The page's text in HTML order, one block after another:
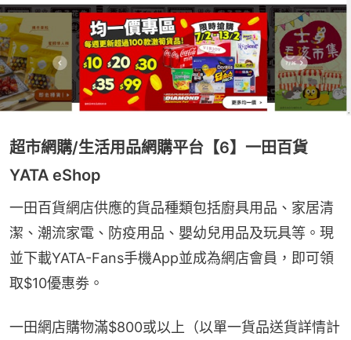
超市網購/生活用品網購平台【6】一田百貨
YATA eShop
一田百貨網店供應的貨品種類包括廚具用品、家居清
潔、潮流家電、防疫用品、嬰幼兒用品及玩具等。現
並下載YATA-Fans手機App並成為網店會員，即可領
取$10優惠劵。
一田網店購物滿$800或以上（以單一貨品送貨詳情計